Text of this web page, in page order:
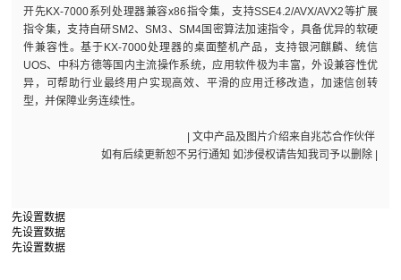
开先KX-7000系列处理器兼容x86指令集，支持SSE4.2/AVX/AVX2等扩展
指令集，支持自研SM2、SM3、SM4国密算法加速指令，具备优异的软硬
件兼容性。基于KX-7000处理器的桌面整机产品，支持银河麒麟、统信
UOS、中科方德等国内主流操作系统，应用软件极为丰富，外设兼容性优
异，可帮助行业最终用户实现高效、平滑的应用迁移改造，加速信创转
型，并保障业务连续性。
| 文中产品及图片介绍来自兆芯合作伙伴
如有后续更新恕不另行通知 如涉侵权请告知我司予以删除 |
先设置数据
先设置数据
先设置数据